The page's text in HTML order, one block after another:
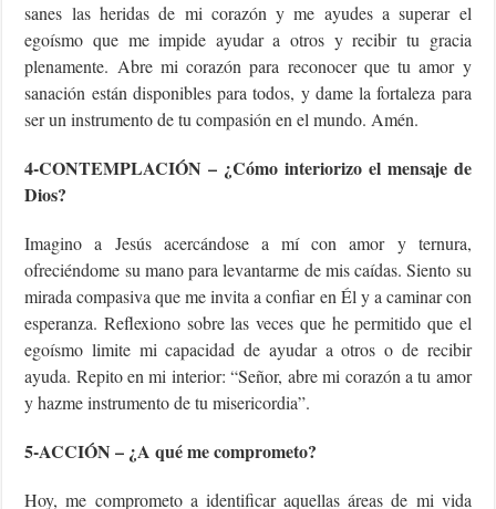
sanes las heridas de mi corazón y me ayudes a superar el
egoísmo que me impide ayudar a otros y recibir tu gracia
plenamente. Abre mi corazón para reconocer que tu amor y
sanación están disponibles para todos, y dame la fortaleza para
ser un instrumento de tu compasión en el mundo. Amén.
4-CONTEMPLACIÓN – ¿Cómo interiorizo el mensaje de
Dios?
Imagino a Jesús acercándose a mí con amor y ternura,
ofreciéndome su mano para levantarme de mis caídas. Siento su
mirada compasiva que me invita a confiar en Él y a caminar con
esperanza. Reflexiono sobre las veces que he permitido que el
egoísmo limite mi capacidad de ayudar a otros o de recibir
ayuda. Repito en mi interior: “Señor, abre mi corazón a tu amor
y hazme instrumento de tu misericordia”.
5-ACCIÓN – ¿A qué me comprometo?
Hoy, me comprometo a identificar aquellas áreas de mi vida